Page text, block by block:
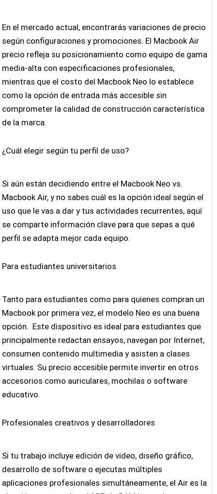
En el mercado actual, encontrarás variaciones de precio
según configuraciones y promociones. El Macbook Air
precio refleja su posicionamiento como equipo de gama
media-alta con especificaciones profesionales,
mientras que el costo del Macbook Neo lo establece
como la opción de entrada más accesible sin
comprometer la calidad de construcción característica
de la marca.
¿Cuál elegir según tu perfil de uso?
Si aún están decidiendo entre el Macbook Neo vs.
Macbook Air, y no sabes cuál es la opción ideal según el
uso que le vas a dar y tus actividades recurrentes, aquí
se comparte información clave para que sepas a qué
perfil se adapta mejor cada equipo.
Para estudiantes universitarios
Tanto para estudiantes como para quienes compran un
Macbook por primera vez, el modelo Neo es una buena
opción. Este dispositivo es ideal para estudiantes que
principalmente redactan ensayos, navegan por Internet,
consumen contenido multimedia y asisten a clases
virtuales. Su precio accesible permite invertir en otros
accesorios como auriculares, mochilas o software
educativo.
Profesionales creativos y desarrolladores
Si tu trabajo incluye edición de video, diseño gráfico,
desarrollo de software o ejecutas múltiples
aplicaciones profesionales simultáneamente, el Air es la